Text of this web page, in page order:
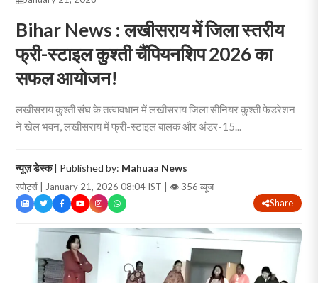
Bihar News : लखीसराय में जिला स्तरीय
फ्री-स्टाइल कुश्ती चैंपियनशिप 2026 का
सफल आयोजन!
लखीसराय कुश्ती संघ के तत्वावधान में लखीसराय जिला सीनियर कुश्ती फेडरेशन
ने खेल भवन, लखीसराय में फ्री-स्टाइल बालक और अंडर-15...
न्यूज़ डेस्क| Published by: Mahuaa News
स्पोर्ट्स | January 21, 2026 08:04 IST | 👁 356 व्यूज
Share